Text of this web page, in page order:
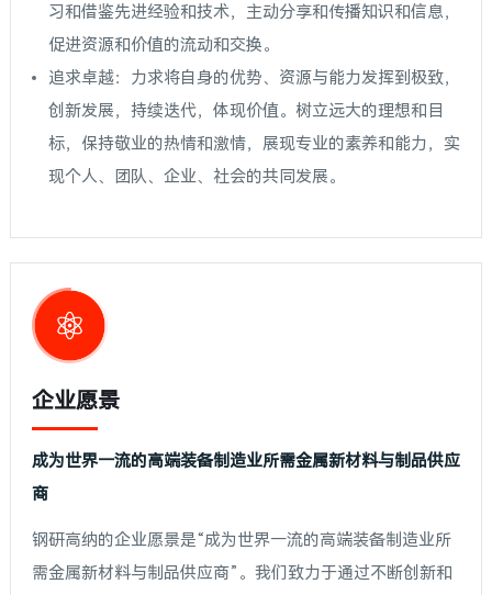
习和借鉴先进经验和技术，主动分享和传播知识和信息，
促进资源和价值的流动和交换。
追求卓越：力求将自身的优势、资源与能力发挥到极致，
创新发展，持续迭代，体现价值。树立远大的理想和目
标，保持敬业的热情和激情，展现专业的素养和能力，实
现个人、团队、企业、社会的共同发展。
企业愿景
成为世界一流的高端装备制造业所需金属新材料与制品供应
商
钢研高纳的企业愿景是“成为世界一流的高端装备制造业所
需金属新材料与制品供应商”。我们致力于通过不断创新和